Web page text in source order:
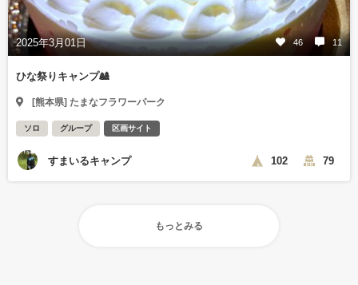
2025年3月01日 46 11
ひな祭りキャンプ🎎
[熊本県] たまなフラワーパーク
ソロ グループ 区画サイト
すまいるキャンプ 102 79
もっとみる